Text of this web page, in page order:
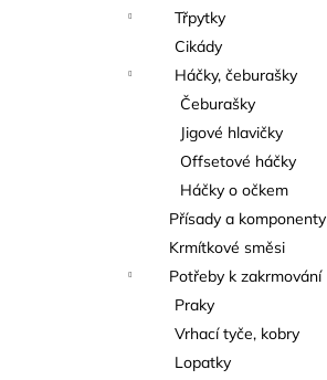
Třpytky
Cikády
Háčky, čeburašky
Čeburašky
Jigové hlavičky
Offsetové háčky
Háčky o očkem
Přísady a komponenty
Krmítkové směsi
Potřeby k zakrmování
Praky
Vrhací tyče, kobry
Lopatky